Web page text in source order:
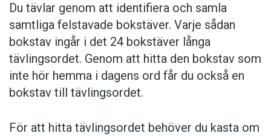
Du tävlar genom att identifiera och samla
samtliga felstavade bokstäver. Varje sådan
bokstav ingår i det 24 bokstäver långa
tävlingsordet. Genom att hitta den bokstav som
inte hör hemma i dagens ord får du också en
bokstav till tävlingsordet.
För att hitta tävlingsordet behöver du kasta om